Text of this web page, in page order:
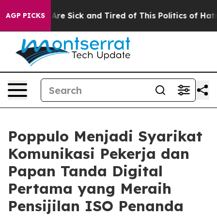
AGP PICKSAre Sick and Tired of This Politics of Hatred”
Poppulo Menjadi Syarikat
Komunikasi Pekerja dan
Papan Tanda Digital
Pertama yang Meraih
Pensijilan ISO Penanda